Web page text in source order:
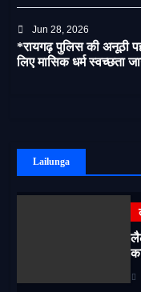
Jun 28, 2026
*रायगढ़ पुलिस की अनूठी
लिए मासिक धर्म स्वच्छता
Lailunga